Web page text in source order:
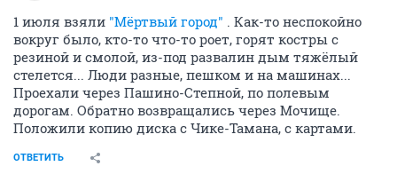
1 июля взяли "Мёртвый город" . Как-то неспокойно
вокруг было, кто-то что-то роет, горят костры с
резиной и смолой, из-под развалин дым тяжёлый
стелется... Люди разные, пешком и на машинах...
Проехали через Пашино-Степной, по полевым
дорогам. Обратно возвращались через Мочище.
Положили копию диска с Чике-Тамана, с картами.
ОТВЕТИТЬ